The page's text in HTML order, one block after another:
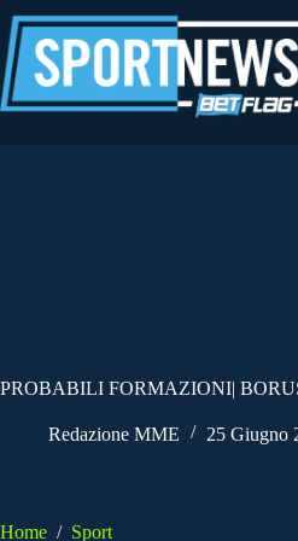
al
contenuto
PROBABILI FORMAZIONI|
Redazione MME 25 Giugno
Home / Sport